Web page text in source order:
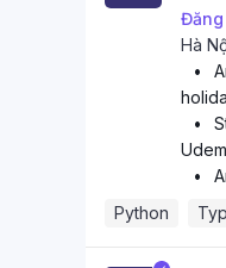
Đăng
Hà
•
•
•
Python